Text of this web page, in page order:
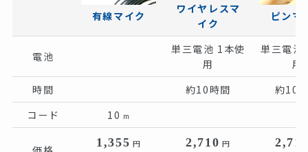
有線マイク
ワイヤレスマ
イク
ピンマ
電池
単三電池 1本使
用
単三電池
用
時間
約10時間
約10
コード
10 m
1,355 円
2,710 円